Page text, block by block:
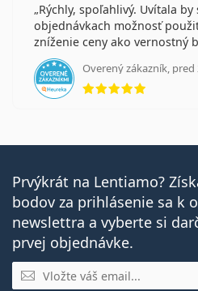
Rýchly, spoľahlivý. Uvítala
objednávkach možnosť
zníženie ceny ako vernostný
Overený zákazník,
Prvýkrát na Lentiamo?
bodov za prihlásenie sa k
newslettra a vyberte si
prvej objednávke.
E-mail